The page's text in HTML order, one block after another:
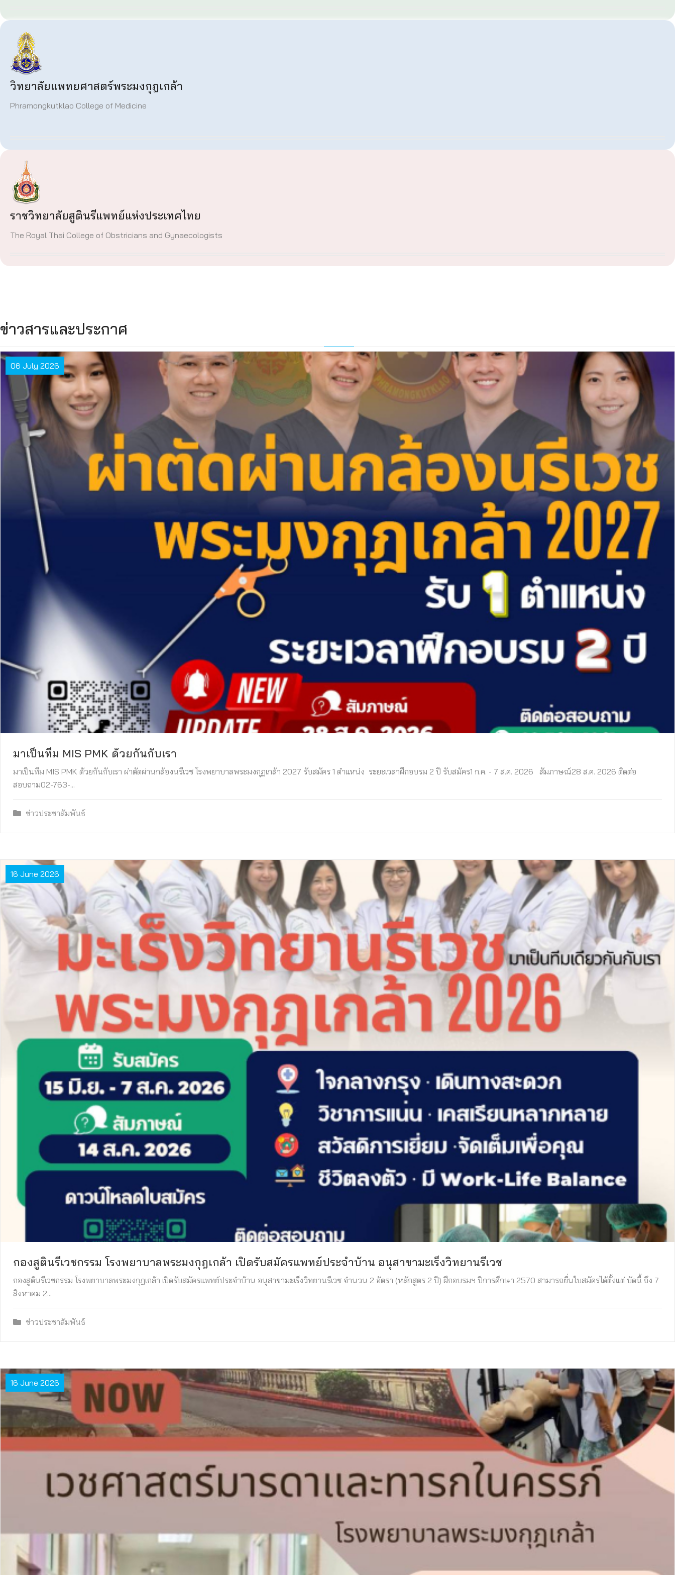
วิทยาลัยแพทยศาสตร์พระมงกุฎเกล้า
Phramongkutklao College of Medicine
ราชวิทยาลัยสูตินรีแพทย์แห่งประเทศไทย
The Royal Thai College of Obstricians and Gynaecologists
ข่าวสารและประกาศ
06 July 2026
มาเป็นทีม MIS PMK ด้วยกันกับเรา
มาเป็นทีม MIS PMK ด้วยกันกับเรา ผ่าตัดผ่านกล้องนรีเวช โรงพยาบาลพระมงกุฏเกล้า 2027 รับสมัคร 1 ตําแหน่ง ระยะเวลาฝึกอบรม 2 ปี รับสมัคร1 ก.ค. - 7 ส.ค. 2026 สัมภาษณ์28 ส.ค. 2026 ติดต่อ
สอบถาม02-763-...
ข่าวประชาสัมพันธ์
16 June 2026
กองสูตินรีเวชกรรม โรงพยาบาลพระมงกุฎเกล้า เปิดรับสมัครแพทย์ประจำบ้าน อนุสาขามะเร็งวิทยานรีเวช
กองสูตินรีเวชกรรม โรงพยาบาลพระมงกุฎเกล้า เปิดรับสมัครแพทย์ประจำบ้าน อนุสาขามะเร็งวิทยานรีเวช จำนวน 2 อัตรา (หลักสูตร 2 ปี) ฝึกอบรมฯ ปีการศึกษา 2570 สามารถยื่นใบสมัครได้ตั้งแต่ บัดนี้ ถึง 7
สิงหาคม 2...
ข่าวประชาสัมพันธ์
16 June 2026